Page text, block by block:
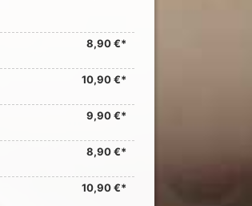
8,90 €*
10,90 €*
9,90 €*
8,90 €*
10,90 €*